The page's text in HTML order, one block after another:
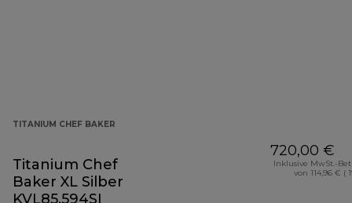
TITANIUM CHEF BAKER
Titanium Chef
Baker XL Silber
KVL85.594SI
720,00 €
Inklusive MwSt.-
von 114,96 € (